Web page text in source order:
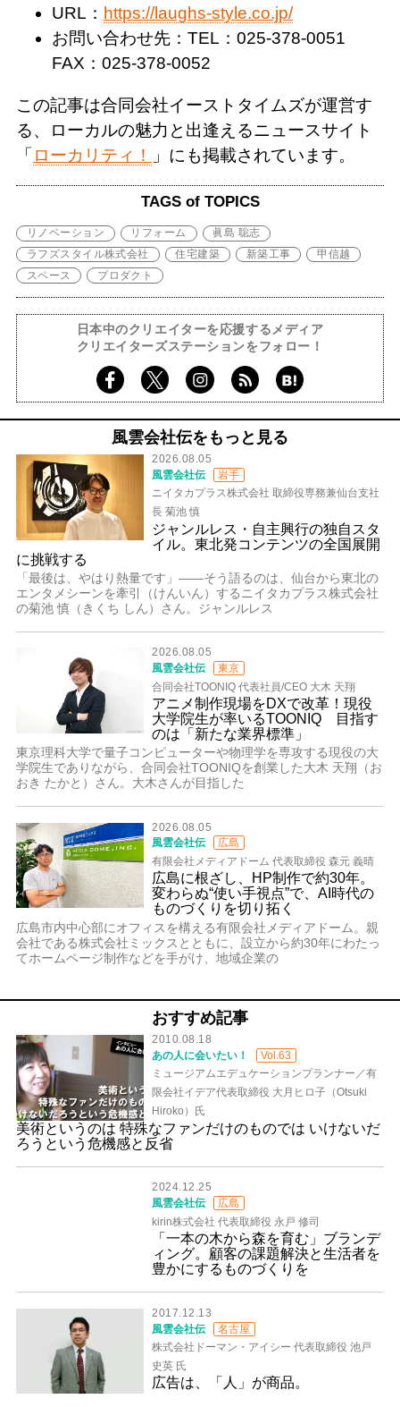
URL： https://laughs-style.co.jp/
お問い合わせ先：TEL：025-378-0051
FAX：025-378-0052
この記事は合同会社イーストタイムズが運営す
る、ローカルの魅力と出逢えるニュースサイト
「 ローカリティ！ 」にも掲載されています。
TAGS of TOPICS
リノベーション リフォーム
眞島 聡志
ラフズスタイル株式会社
住宅建築 新築工事
甲信越
スペース
プロダクト
日本中のクリエイターを応援するメディア
クリエイターズステーションをフォロー！
風雲会社伝をもっと見る
2026.08.05
風雲会社伝
岩手
ニイタカプラス株式会社 取締役専務兼仙台支社
長 菊池 慎
ジャンルレス・自主興行の独自スタ
イル。東北発コンテンツの全国展開
に挑戦する
「最後は、やはり熱量です」――そう語るのは、仙台から東北の
エンタメシーンを牽引（けんいん）するニイタカプラス株式会社
の菊池 慎（きくち しん）さん。ジャンルレス
2026.08.05
風雲会社伝
東京
合同会社TOONIQ 代表社員/CEO 大木 天翔
アニメ制作現場をDXで改革！現役
大学院生が率いるTOONIQ 目指す
のは「新たな業界標準」
東京理科大学で量子コンピューターや物理学を専攻する現役の大
学院生でありながら、合同会社TOONIQを創業した大木 天翔（お
おき たかと）さん。大木さんが目指した
2026.08.05
風雲会社伝
広島
有限会社メディアドーム 代表取締役 森元 義晴
広島に根ざし、HP制作で約30年。
変わらぬ“使い手視点”で、AI時代の
ものづくりを切り拓く
広島市内中心部にオフィスを構える有限会社メディアドーム。親
会社である株式会社ミックスとともに、設立から約30年にわたっ
てホームページ制作などを手がけ、地域企業の
おすすめ記事
2010.08.18
あの人に会いたい！
Vol.63
ミュージアムエデュケーションプランナー／有
限会社イデア代表取締役 大月ヒロ子（Otsuki
Hiroko）氏
美術というのは 特殊なファンだけのものでは いけないだ
ろうという危機感と反省
2024.12.25
風雲会社伝
広島
kirin株式会社 代表取締役 永戸 修司
「一本の木から森を育む」ブランデ
ィング。顧客の課題解決と生活者を
豊かにするものづくりを
2017.12.13
風雲会社伝
名古屋
株式会社ドーマン・アイシー 代表取締役 池戸
史英 氏
広告は、「人」が商品。